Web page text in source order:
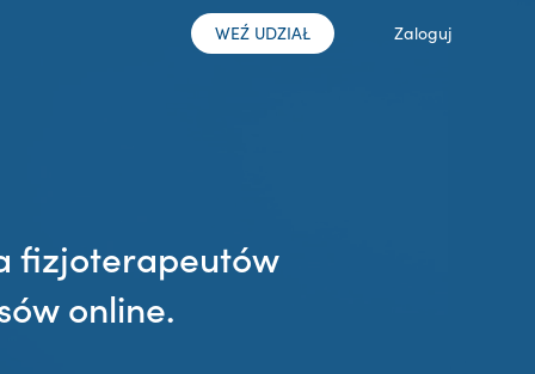
WEŹ UDZIAŁ Zaloguj
fizjoterapeutów
online.